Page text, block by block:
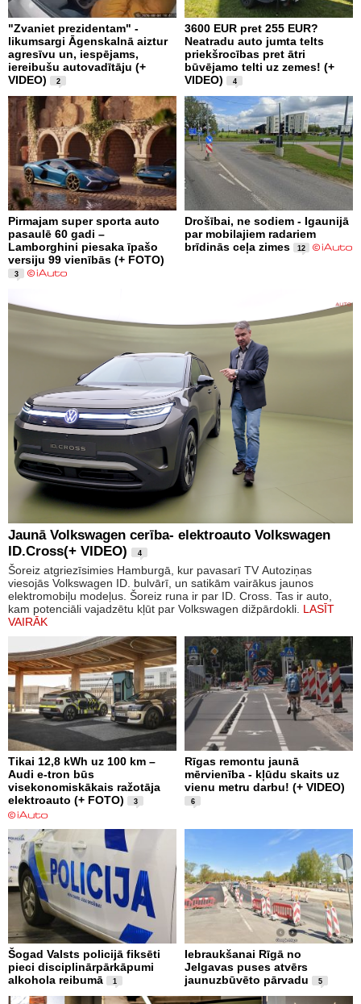
"Zvaniet prezidentam" -
likumsargi Āgenskalnā aiztur
agresīvu un, iespējams,
iereibušu autovadītāju (+
VIDEO)
2
3600 EUR pret 255 EUR?
Neatradu auto jumta telts
priekšrocības pret ātri
būvējamo telti uz zemes! (+
VIDEO)
4
Pirmajam super sporta auto
pasaulē 60 gadi –
Lamborghini piesaka īpašo
versiju 99 vienībās (+ FOTO)
3
Drošībai, ne sodiem - Igaunijā
par mobilajiem radariem
brīdinās ceļa zimes
12
Jaunā Volkswagen cerība- elektroauto Volkswagen
ID.Cross(+ VIDEO)
4
Šoreiz atgriezīsimies Hamburgā, kur pavasarī TV Autoziņas
viesojās Volkswagen ID. bulvārī, un satikām vairākus jaunos
elektromobiļu modeļus. Šoreiz runa ir par ID. Cross. Tas ir auto,
kam potenciāli vajadzētu kļūt par Volkswagen dižpārdokli. LASĪT
VAIRĀK
Tikai 12,8 kWh uz 100 km –
Audi e-tron būs
visekonomiskākais ražotāja
elektroauto (+ FOTO)
3
Rīgas remontu jaunā
mērvienība - kļūdu skaits uz
vienu metru darbu! (+ VIDEO)
6
Šogad Valsts policijā fiksēti
pieci disciplinārpārkāpumi
alkohola reibumā
1
Iebraukšanai Rīgā no
Jelgavas puses atvērs
jaunuzbūvēto pārvadu
5